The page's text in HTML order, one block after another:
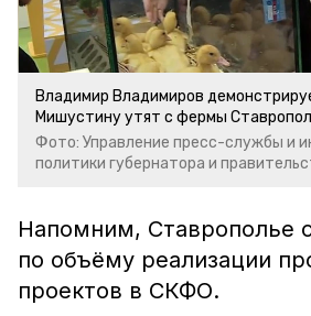
Владимир Владимиров
Мишустину утят с фермы
Фото: Управление пресс-службы и
политики губернатора и
Напомним, Ставрополье
по объёму реализации
проектов в СКФО.